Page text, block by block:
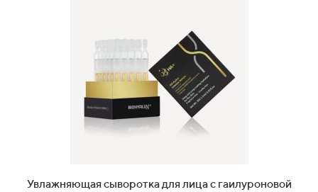
Увлажняющая сыворотка для лица с гаилуроновой